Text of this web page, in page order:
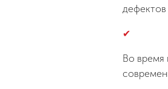
Во время